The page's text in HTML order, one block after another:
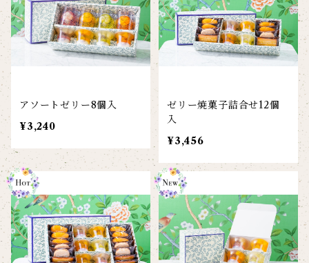
アソートゼリー8個入
¥3,240
ゼリー焼菓子詰合せ12個
入
¥3,456